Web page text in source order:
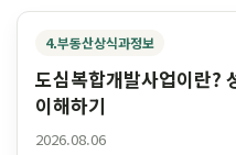
4.부동산상식과정보
도심복합개발사업이란?
이해하기
2026.08.06